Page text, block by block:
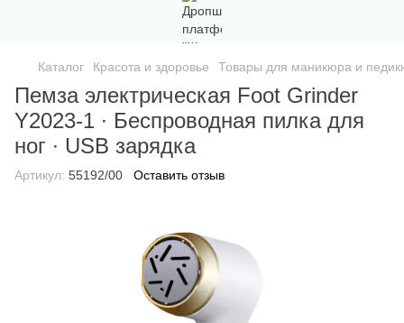
Каталог Красота и здоровье Товары для маникюра и
Пемза электрическая Foot Grinder
Y2023-1 ∙ Беспроводная пилка для
ног ∙ USB зарядка
Артикул: 55192/00 Оставить отзыв